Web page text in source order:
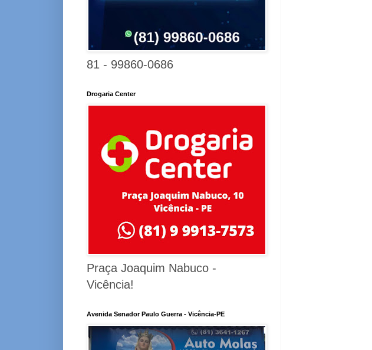
81 - 99860-0686
Drogaria Center
Praça Joaquim Nabuco -
Vicência!
Avenida Senador Paulo Guerra - Vicência-PE